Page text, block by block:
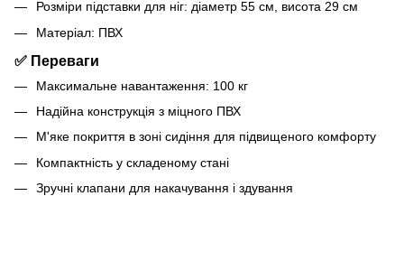
Розміри підставки для ніг: діаметр 55 см, висота 29 см
Матеріал: ПВХ
✅ Переваги
Максимальне навантаження: 100 кг
Надійна конструкція з міцного ПВХ
М'яке покриття в зоні сидіння для підвищеного комфорту
Компактність у складеному стані
Зручні клапани для накачування і здування